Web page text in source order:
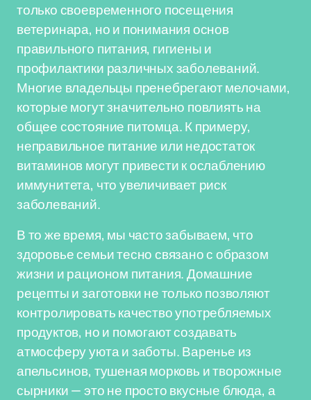
только своевременного посещения
ветеринара, но и понимания основ
правильного питания, гигиены и
профилактики различных заболеваний.
Многие владельцы пренебрегают мелочами,
которые могут значительно повлиять на
общее состояние питомца. К примеру,
неправильное питание или недостаток
витаминов могут привести к ослаблению
иммунитета, что увеличивает риск
заболеваний.
В то же время, мы часто забываем, что
здоровье семьи тесно связано с образом
жизни и рационом питания. Домашние
рецепты и заготовки не только позволяют
контролировать качество употребляемых
продуктов, но и помогают создавать
атмосферу уюта и заботы. Варенье из
апельсинов, тушеная морковь и творожные
сырники — это не просто вкусные блюда, а